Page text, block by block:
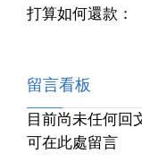
打算如何還款：
留言看板
目前尚未任何回
可在此處留言